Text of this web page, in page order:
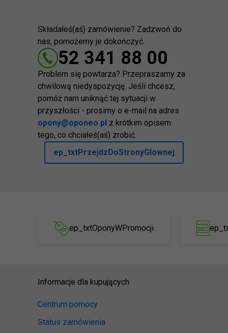
Składałeś(aś) zamówienie? Zadzwoń do
nas, pomożemy je dokończyć.
52 341 88 00
Problem się powtarza? Przepraszamy za
chwilową niedyspozycję. Jeśli chcesz,
pomóż nam uniknąć tej sytuacji w
przyszłości - prosimy o e-mail na adres
opony@oponeo.pl z krótkim opisem
tego, co chciałeś(aś) zrobić.
ep_txtPrzejdzDoStronyGlownej
ep_txtOponyWPromocji
Informacje dla kupujących
Centrum pomocy
Status zamówienia